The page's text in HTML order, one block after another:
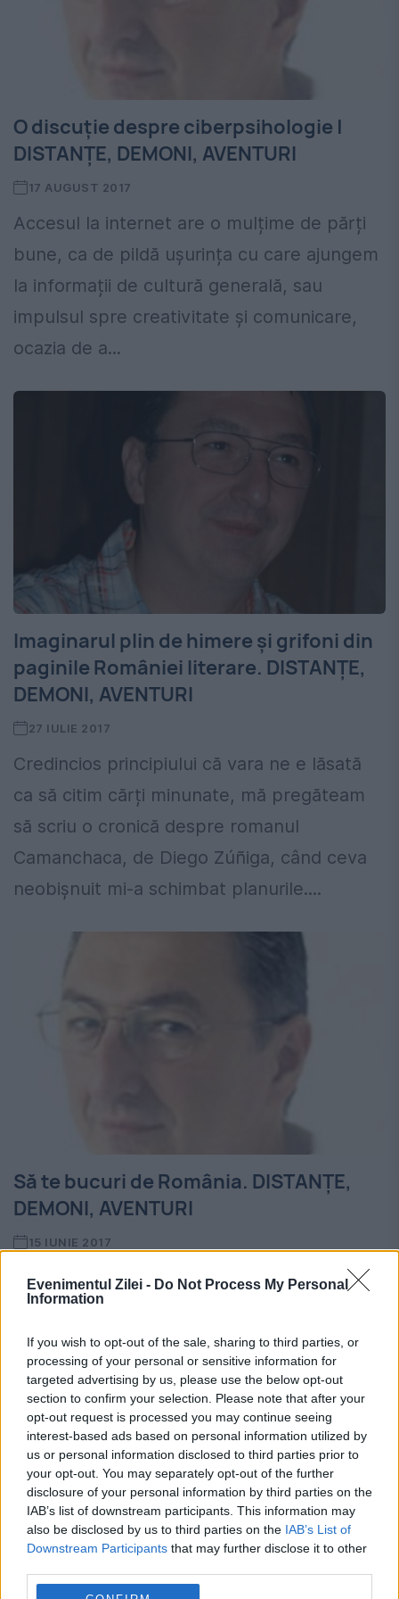
Evenimentul Zilei - Do Not Process My Personal
Information
If you wish to opt-out of the sale, sharing to third parties, or
processing of your personal or sensitive information for
targeted advertising by us, please use the below opt-out
section to confirm your selection. Please note that after your
opt-out request is processed you may continue seeing
interest-based ads based on personal information utilized by
us or personal information disclosed to third parties prior to
your opt-out. You may separately opt-out of the further
disclosure of your personal information by third parties on the
IAB’s list of downstream participants. This information may
also be disclosed by us to third parties on the IAB’s List of
Downstream Participants that may further disclose it to other
O discuție despre ciberpsihologie |
DISTANȚE, DEMONI, AVENTURI
17 AUGUST 2017
Accesul la internet are o mulțime de părți
bune, ca de pildă ușurința cu care ajungem
la informații de cultură generală, sau
impulsul spre creativitate și comunicare,
ocazia de a...
Imaginarul plin de himere și grifoni din
paginile României literare. DISTANȚE,
DEMONI, AVENTURI
27 IULIE 2017
Credincios principiului că vara ne e lăsată
ca să citim cărți minunate, mă pregăteam
să scriu o cronică despre romanul
Camanchaca, de Diego Zúñiga, când ceva
neobișnuit mi-a schimbat planurile....
Să te bucuri de România. DISTANȚE,
DEMONI, AVENTURI
15 IUNIE 2017
Chiar așa: au rămas în România lucruri
frumoase de care se întâmplă să uităm? A
rămas, discretă, ascunsă, bucuria de a fi
împreună, de a ne întâlni și a povesti...